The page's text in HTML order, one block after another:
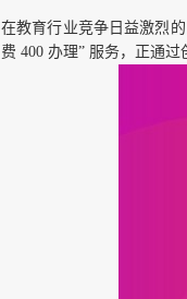
在教育行业竞争日益激烈
费 400 办理” 服务，正通